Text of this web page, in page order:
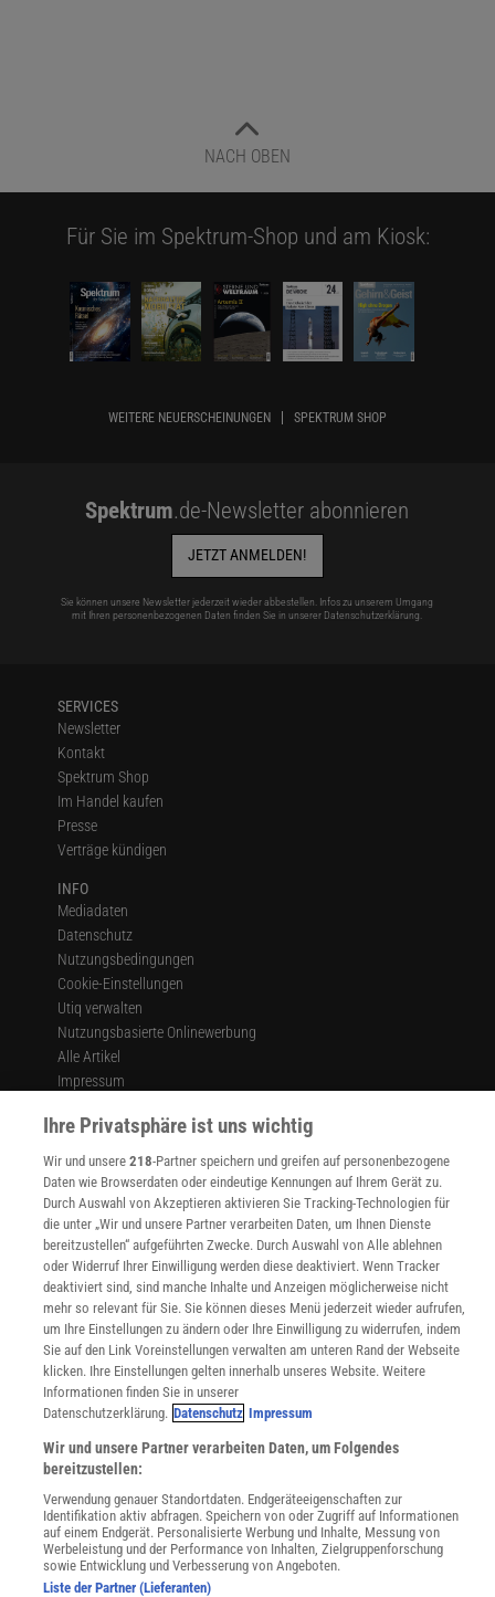
NACH OBEN
Für Sie im Spektrum-Shop und am Kiosk:
WEITERE NEUERSCHEINUNGEN SPEKTRUM SHOP
Spektrum.de-Newsletter abonnieren
JETZT ANMELDEN!
Sie können unsere Newsletter jederzeit wieder abbestellen. Infos zu unserem Umgang
mit Ihren personenbezogenen Daten finden Sie in unserer Datenschutzerklärung.
SERVICES
Newsletter
Kontakt
Spektrum Shop
Im Handel kaufen
Presse
Verträge kündigen
INFO
Mediadaten
Datenschutz
Nutzungsbedingungen
Cookie-Einstellungen
Utiq verwalten
Nutzungsbasierte Onlinewerbung
Alle Artikel
Impressum
WEITERE ANGEBOTE
Angebote für Schulen
Angebote für Institutionen
Sprachen lernen mit Gymglish
Lexika
Für Spektrum schreiben
Zugänglichkeitserklärung
WEBSEITEN
KielSCN
Wissenschaft in die Schulen
SciLogs
Uns finden Sie auch hier:
Ihre Privatsphäre ist uns wichtig
Wir und unsere218-Partner speichern und greifen auf personenbezogene
Daten wie Browserdaten oder eindeutige Kennungen auf Ihrem Gerät zu.
Durch Auswahl von Akzeptieren aktivieren Sie Tracking-Technologien für
die unter „Wir und unsere Partner verarbeiten Daten, um Ihnen Dienste
bereitzustellen“ aufgeführten Zwecke. Durch Auswahl von Alle ablehnen
oder Widerruf Ihrer Einwilligung werden diese deaktiviert. Wenn Tracker
deaktiviert sind, sind manche Inhalte und Anzeigen möglicherweise nicht
mehr so relevant für Sie. Sie können dieses Menü jederzeit wieder aufrufen,
um Ihre Einstellungen zu ändern oder Ihre Einwilligung zu widerrufen, indem
Sie auf den Link Voreinstellungen verwalten am unteren Rand der Webseite
klicken. Ihre Einstellungen gelten innerhalb unseres Website. Weitere
Informationen finden Sie in unserer
Datenschutzerklärung. Datenschutz Impressum
Wir und unsere Partner verarbeiten Daten, um Folgendes
bereitzustellen:
Verwendung genauer Standortdaten. Endgeräteeigenschaften zur
Identifikation aktiv abfragen. Speichern von oder Zugriff auf Informationen
auf einem Endgerät. Personalisierte Werbung und Inhalte, Messung von
Werbeleistung und der Performance von Inhalten, Zielgruppenforschung
sowie Entwicklung und Verbesserung von Angeboten.
Liste der Partner (Lieferanten)